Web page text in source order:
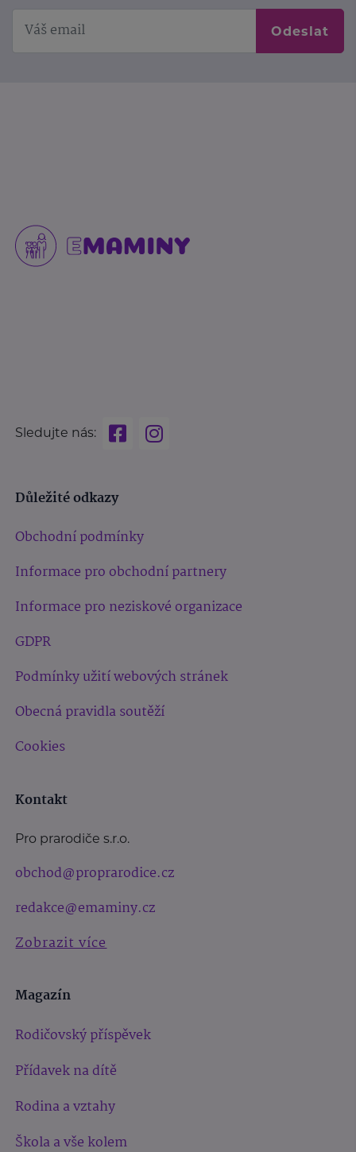
Odeslat
Sledujte nás:
Důležité odkazy
Obchodní podmínky
Informace pro obchodní partnery
Informace pro neziskové organizace
GDPR
Podmínky užití webových stránek
Obecná pravidla soutěží
Cookies
Kontakt
Pro prarodiče s.r.o.
obchod@proprarodice.cz
redakce@emaminy.cz
Zobrazit více
Magazín
Rodičovský příspěvek
Přídavek na dítě
Rodina a vztahy
Škola a vše kolem